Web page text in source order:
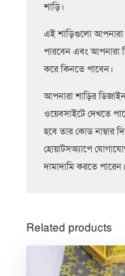
শাড়ি।
এই শাড়িগুলো আপনারা
পারবেন এবং আপনারা
করে কিনতে পাবেন।
আপনারা শাড়ির
ওয়েবসাইটে দেখতে
হবে তার কোড নাম্বার
হোয়াটসঅ্যাপে
দামাদামি করতে পারেন।
Related products